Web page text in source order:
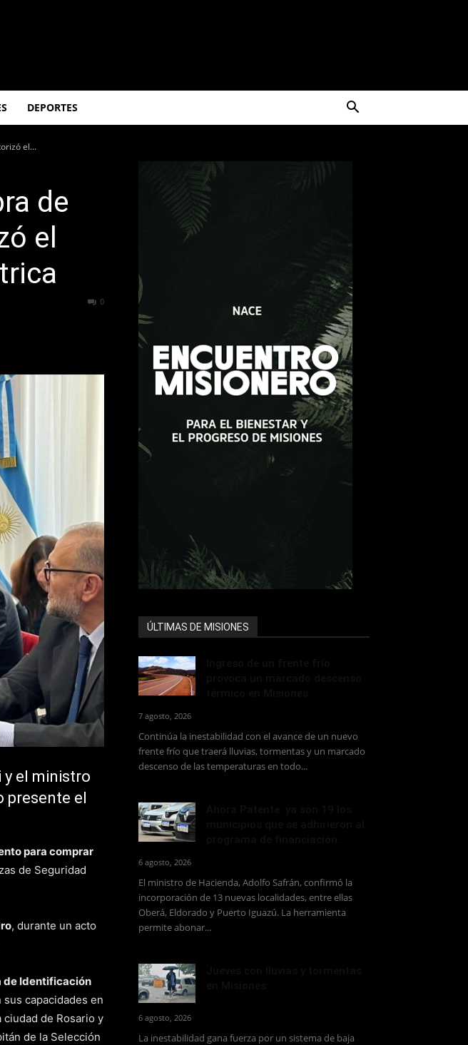
DEPORTES
el...
de
el
0
el ministro
presente el
para comprar
de Seguridad
, durante un acto
de Identificación
capacidades en
de Rosario y
de la Selección
ÚLTIMAS DE MISIONES
7 agosto, 2026
Continúa la inestabilidad con el avance de un nuevo
frente frío que traerá lluvias, tormentas y un marcado
descenso de las temperaturas en todo...
6 agosto, 2026
El ministro de Hacienda, Adolfo Safrán, confirmó la
incorporación de 13 nuevas localidades, entre ellas
Oberá, Eldorado y Puerto Iguazú. La herramienta
permite abonar...
6 agosto, 2026
La inestabilidad gana fuerza por un sistema de baja